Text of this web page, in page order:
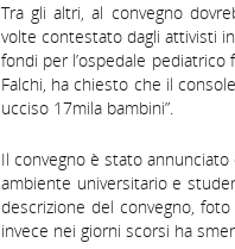
Tra gli altri, al convegno
volte contestato dagli attivisti
fondi per l’ospedale
Falchi, ha chiesto che il
ucciso 17mila bambini”.
Il convegno è stato
ambiente universitario e
descrizione del convegno,
invece nei giorni scorsi ha